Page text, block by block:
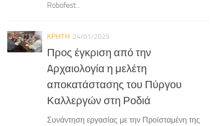
Robofest...
ΚΡΗΤΗ 24/01/2025
Προς έγκριση από την
Aρχαιολογία η μελέτη
αποκατάστασης του Πύργου
Καλλεργών στη Ροδιά
Συνάντηση εργασίας με την Προϊσταμένη της